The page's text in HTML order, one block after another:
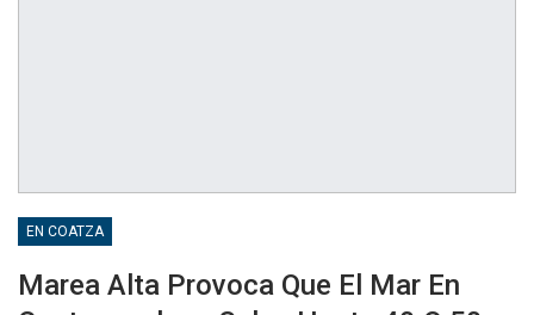
EN COATZA
Marea Alta Provoca Que El Mar En